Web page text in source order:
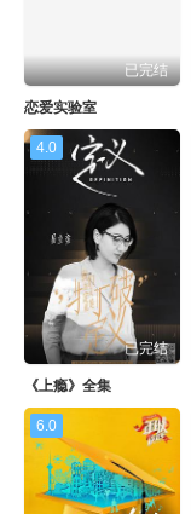
已完结
恋爱实验室
4.0
已完结
《上瘾》全集
6.0